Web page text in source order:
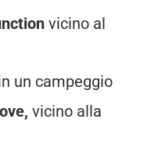
vicino al
un campeggio
vicino alla